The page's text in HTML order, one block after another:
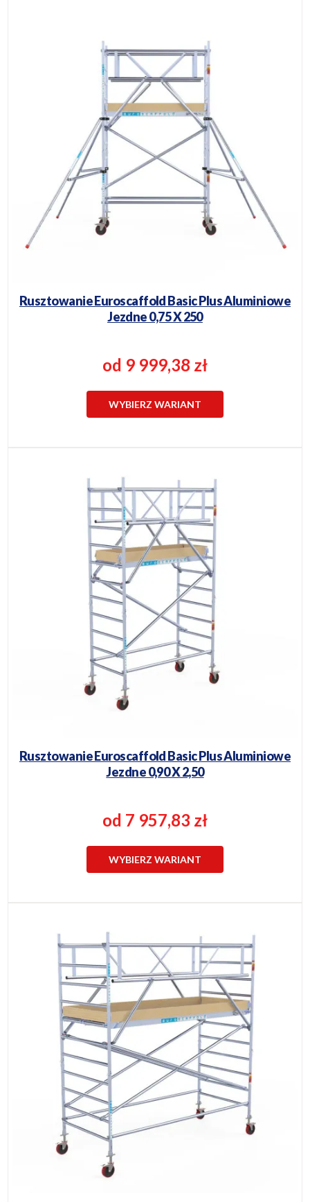
Rusztowanie Euroscaffold Basic Plus Aluminiowe
Jezdne 0,75 X 250
od 9 999,38 zł
WYBIERZ WARIANT
Rusztowanie Euroscaffold Basic Plus Aluminiowe
Jezdne 0,90 X 2,50
od 7 957,83 zł
WYBIERZ WARIANT